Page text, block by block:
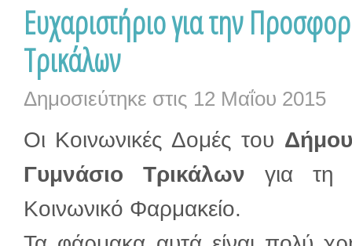
Ευχαριστήριο για την
Τρικάλων
Δημοσιεύτηκε στις 12 Μαΐου 2015
Οι Κοινωνικές Δομές του
Γυμνάσιο Τρικάλων για τη
Κοινωνικό Φαρμακείο.